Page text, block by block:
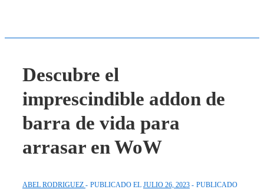
Descubre el
imprescindible addon de
barra de vida para
arrasar en WoW
ABEL RODRIGUEZ PUBLICADO EL JULIO 26, 2023
PUBLICADO